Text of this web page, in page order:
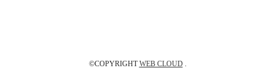
©COPYRIGHTWEB CLOUD.